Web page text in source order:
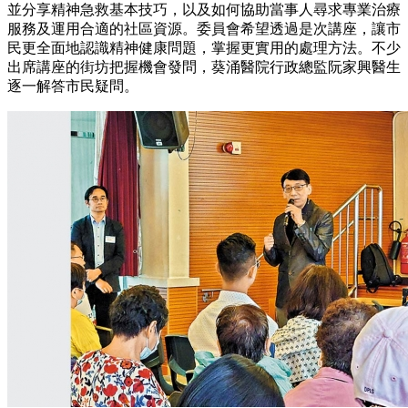
並分享精神急救基本技巧，以及如何協助當事人尋求專業治療
服務及運用合適的社區資源。委員會希望透過是次講座，讓市
民更全面地認識精神健康問題，掌握更實用的處理方法。不少
出席講座的街坊把握機會發問，葵涌醫院行政總監阮家興醫生
逐一解答市民疑問。